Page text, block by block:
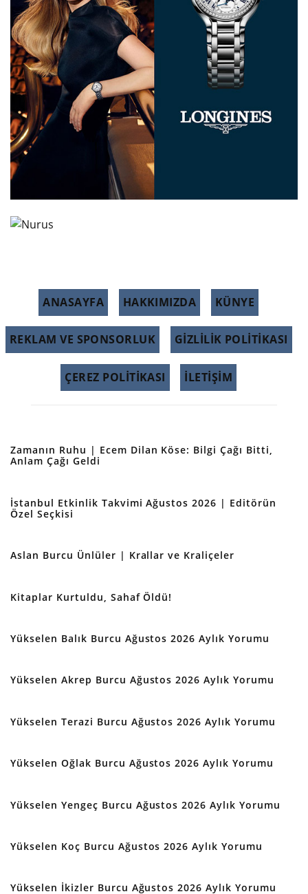
ANASAYFA HAKKIMIZDA KÜNYE
REKLAM VE SPONSORLUK GIZLILIK POLITIKASI
ÇEREZ POLITIKASI İLETİŞİM
Zamanın Ruhu | Ecem Dilan Köse: Bilgi Çağı Bitti,
Anlam Çağı Geldi
İstanbul Etkinlik Takvimi Ağustos 2026 | Editörün
Özel Seçkisi
Aslan Burcu Ünlüler | Krallar ve Kraliçeler
Kitaplar Kurtuldu, Sahaf Öldü!
Yükselen Balık Burcu Ağustos 2026 Aylık Yorumu
Yükselen Akrep Burcu Ağustos 2026 Aylık Yorumu
Yükselen Terazi Burcu Ağustos 2026 Aylık Yorumu
Yükselen Oğlak Burcu Ağustos 2026 Aylık Yorumu
Yükselen Yengeç Burcu Ağustos 2026 Aylık Yorumu
Yükselen Koç Burcu Ağustos 2026 Aylık Yorumu
Yükselen İkizler Burcu Ağustos 2026 Aylık Yorumu